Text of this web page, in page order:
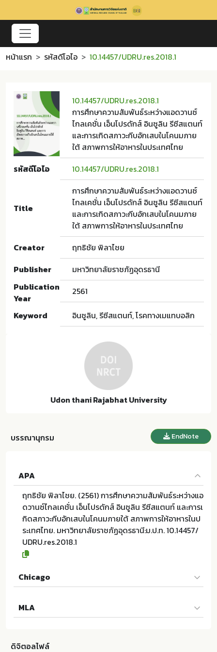
หน้าแรก รหัสดีโอไอ 10.14457/UDRU.res.2018.1
10.14457/UDRU.res.2018.1
การศึกษาความสัมพันธ์ระหว่างแอดวานซ์
ไกลเคชั่น เอ็นโปรดักส์ อินซูลิน รีซีสแตนท์
และการเกิดสภาวะกีบอักเสบในโคนมภาย
ใต้ สภาพการให้อาหารในประเทศไทย
รหัสดีโอไอ
10.14457/UDRU.res.2018.1
Title
การศึกษาความสัมพันธ์ระหว่างแอดวานซ์
ไกลเคชั่น เอ็นโปรดักส์ อินซูลิน รีซีสแตนท์
และการเกิดสภาวะกีบอักเสบในโคนมภาย
ใต้ สภาพการให้อาหารในประเทศไทย
Creator
ฤทธิชัย พิลาไชย
Publisher
มหาวิทยาลัยราชภัฏอุดรธานี
Publication
Year
2561
Keyword อินซูลิน, รีซีสแตนท์, โรคทางเมแทบอลิก
Udon thani Rajabhat University
บรรณานุกรม EndNote
APA
ฤทธิชัย พิลาไชย. (2561) การศึกษาความสัมพันธ์ระหว่างแอ
ดวานซ์ไกลเคชั่น เอ็นโปรดักส์ อินซูลิน รีซีสแตนท์ และการเ
กิดสภาวะกีบอักเสบในโคนมภายใต้ สภาพการให้อาหารในป
ระเทศไทย. มหาวิทยาลัยราชภัฏอุดรธานี:ม.ป.ท. 10.14457/
UDRU.res.2018.1
Chicago
ดวานซ์ไกลเคชั่น เอ็นโปรดักส์ อินซูลิน รีซีสแตนท์ และการเ
กิดสภาวะกีบอักเสบในโคนมภายใต้ สภาพการให้อาหารในป
UDRU.res.2018.1
MLA
ดิจิตอลไฟล์